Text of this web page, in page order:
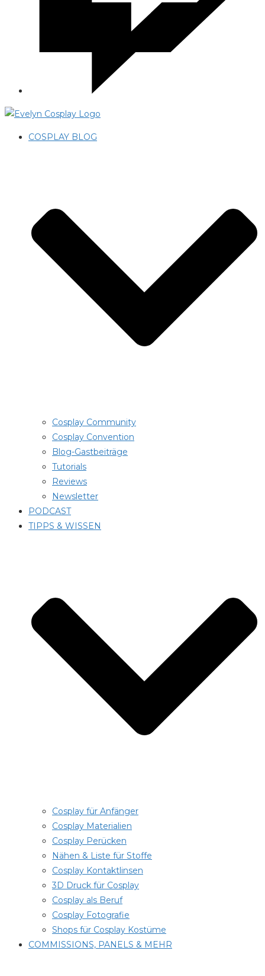
COSPLAY BLOG
Cosplay Community
Cosplay Convention
Blog-Gastbeiträge
Tutorials
Reviews
Newsletter
PODCAST
TIPPS & WISSEN
Cosplay für Anfänger
Cosplay Materialien
Cosplay Perücken
Nähen & Liste für Stoffe
Cosplay Kontaktlinsen
3D Druck für Cosplay
Cosplay als Beruf
Cosplay Fotografie
Shops für Cosplay Kostüme
COMMISSIONS, PANELS & MEHR